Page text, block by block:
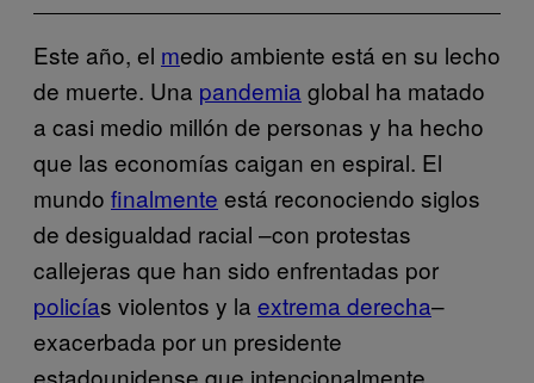
Este año, el medio ambiente está en su lecho
de muerte. Una pandemia global ha matado
a casi medio millón de personas y ha hecho
que las economías caigan en espiral. El
mundo finalmente está reconociendo siglos
de desigualdad racial –con protestas
callejeras que han sido enfrentadas por
policías violentos y la extrema derecha–
exacerbada por un presidente
estadounidense que intencionalmente